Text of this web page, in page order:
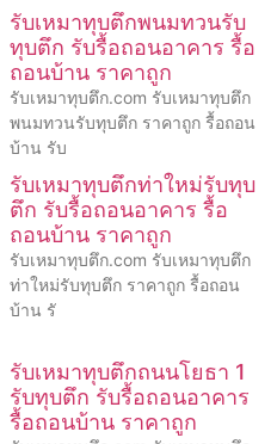
รับเหมาทุบตึกพนมทวนรับ
ทุบตึก รับรื้อถอนอาคาร รื้อ
ถอนบ้าน ราคาถูก
รับเหมาทุบตึก.com รับเหมาทุบตึก
พนมทวนรับทุบตึก ราคาถูก รื้อถอน
บ้าน รับ
รับเหมาทุบตึกท่าใหม่รับทุบ
ตึก รับรื้อถอนอาคาร รื้อ
ถอนบ้าน ราคาถูก
รับเหมาทุบตึก.com รับเหมาทุบตึก
ท่าใหม่รับทุบตึก ราคาถูก รื้อถอน
บ้าน รั
รับเหมาทุบตึกถนนโยธา 1
รับทุบตึก รับรื้อถอนอาคาร
รื้อถอนบ้าน ราคาถูก